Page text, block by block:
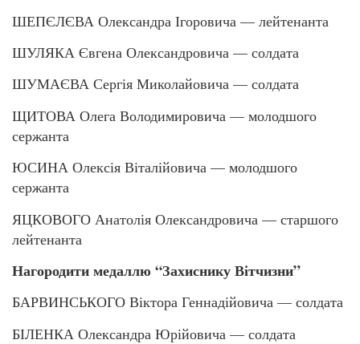
ШЕПЄЛЄВА Олександра Ігоровича — лейтенанта
ШУЛЯКА Євгена Олександровича — солдата
ШУМАЄВА Сергія Миколайовича — солдата
ЩИТОВА Олега Володимировича — молодшого
сержанта
ЮСИНА Олексія Віталійовича — молодшого
сержанта
ЯЦКОВОГО Анатолія Олександровича — старшого
лейтенанта
Нагородити медаллю “Захиснику Вітчизни”
БАРВИНСЬКОГО Віктора Геннадійовича — солдата
БІЛЕНКА Олександра Юрійовича — солдата